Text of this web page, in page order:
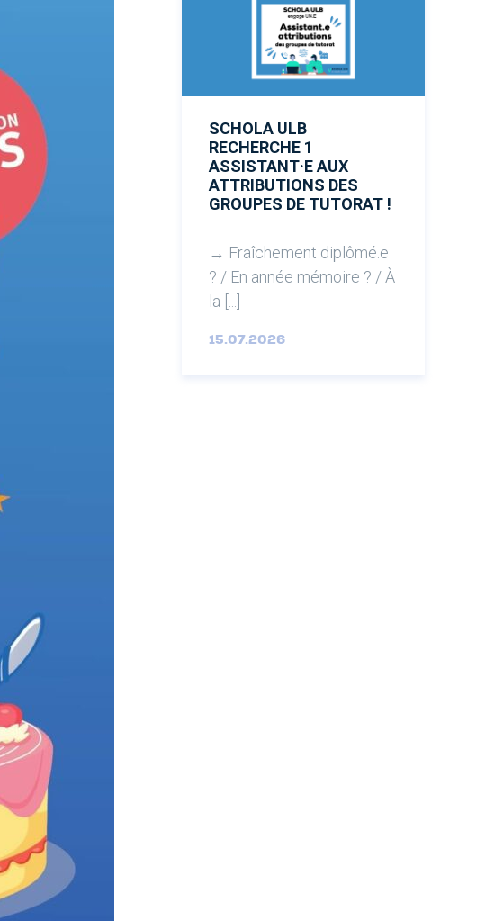
SCHOLA ULB
RECHERCHE 1
ASSISTANT·E AUX
ATTRIBUTIONS DES
GROUPES DE TUTORAT !
→ Fraîchement diplômé.e
? / En année mémoire ? / À
la [...]
15.07.2026